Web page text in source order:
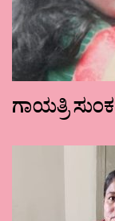
ಗಾಯತ್ರಿ